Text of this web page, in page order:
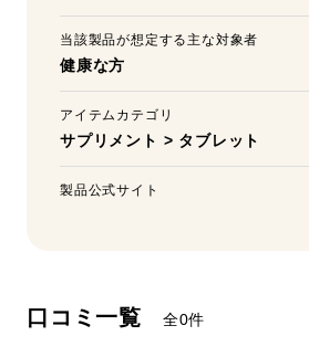
当該製品が想定する主な対象者
健康な方
アイテムカテゴリ
サプリメント > タブレット
製品公式サイト
口コミ一覧 全0件